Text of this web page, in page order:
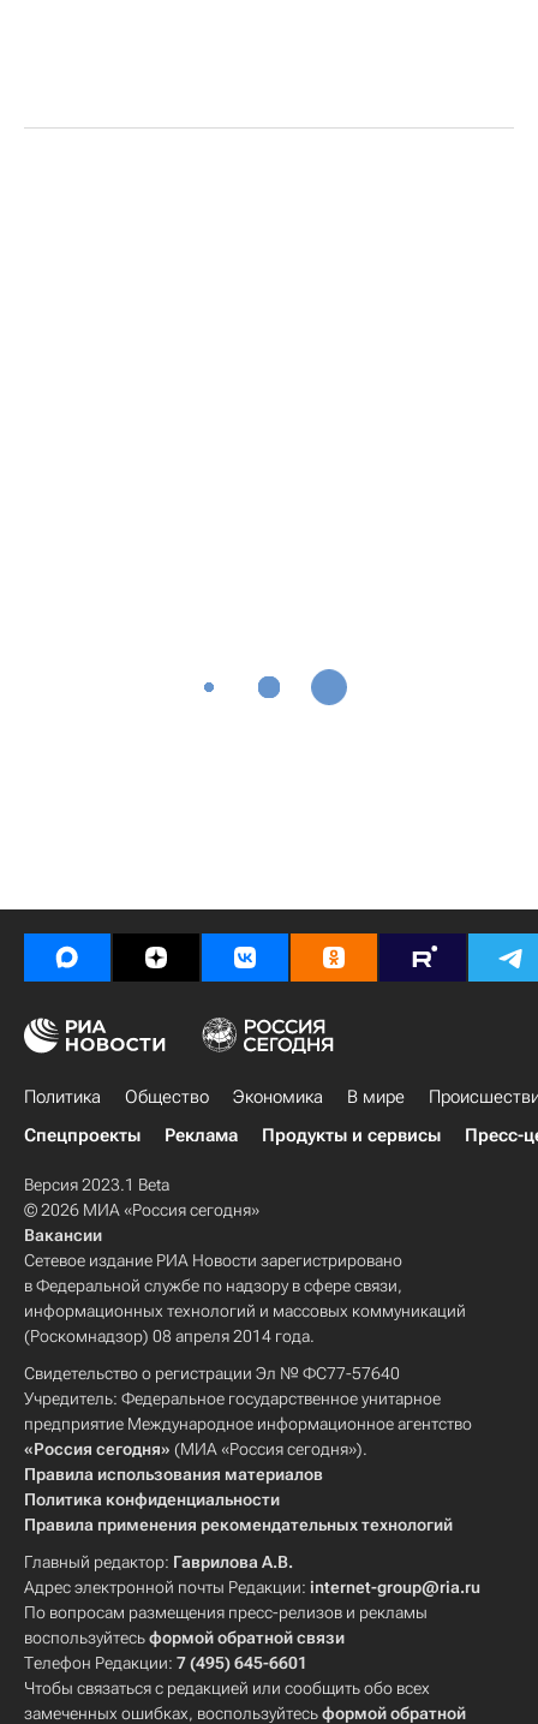
Политика Общество Экономика В мире
Спецпроекты
Реклама Продукты и сервисы Пресс-
Версия 2023.1 Beta
© 2026 МИА «Россия сегодня»
Вакансии
Сетевое издание РИА Новости зарегистрировано
в Федеральной службе по надзору в сфере связи,
информационных технологий и массовых коммуникаций
(Роскомнадзор) 08 апреля 2014 года.
Свидетельство о регистрации Эл № ФС77-57640
Учредитель: Федеральное государственное унитарное
предприятие Международное информационное агентство
«Россия сегодня» (МИА «Россия сегодня»).
Правила использования материалов
Политика конфиденциальности
Правила применения рекомендательных технологий
Главный редактор: Гаврилова А.В.
Адрес электронной почты Редакции: internet-group@ria.ru
По вопросам размещения пресс-релизов и рекламы
воспользуйтесьформой обратной связи
Телефон Редакции: 7 (495) 645-6601
Чтобы связаться с редакцией или сообщить обо всех
замеченных ошибках, воспользуйтесьформой обратной